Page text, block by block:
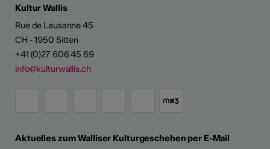
Kultur Wallis
Rue de Lausanne 45
CH - 1950 Sitten
+41 (0)27 606 45 69
info@kulturwallis.ch
Aktuelles zum Walliser Kulturgeschehen per E-Mail